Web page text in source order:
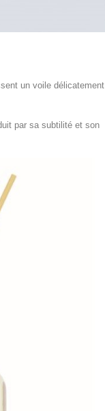
un voile délicatement
par sa subtilité et son